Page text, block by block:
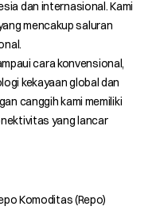
dan internasional. Kami
mencakup saluran
cara konvensional,
kekayaan global dan
canggih kami memiliki
yang lancar
Komoditas (Repo)